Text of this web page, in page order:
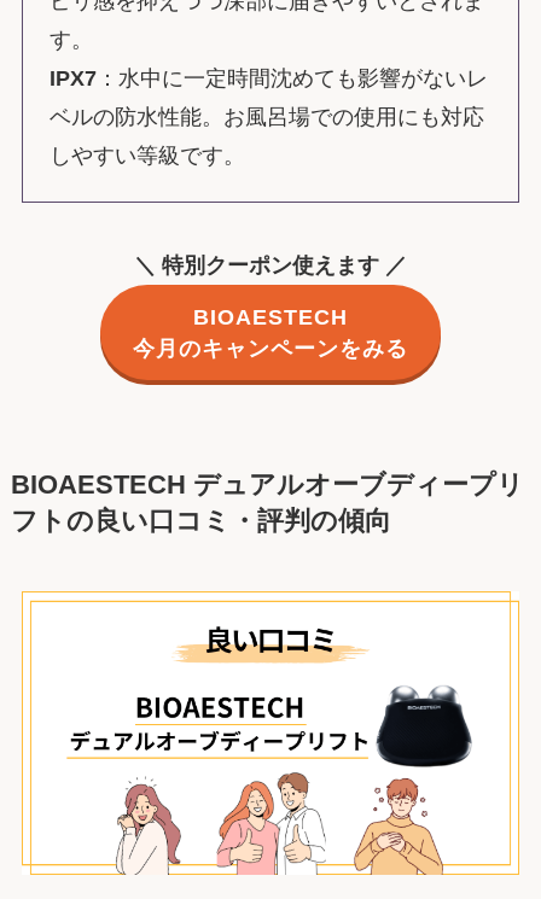
す。
IPX7 ：水中に一定時間沈めても影響がないレ
ベルの防水性能。お風呂場での使用にも対応
しやすい等級です。
＼ 特別クーポン使えます ／
BIOAESTECH
今月のキャンペーンをみる
BIOAESTECH デュアルオーブディープリ
フトの良い口コミ・評判の傾向